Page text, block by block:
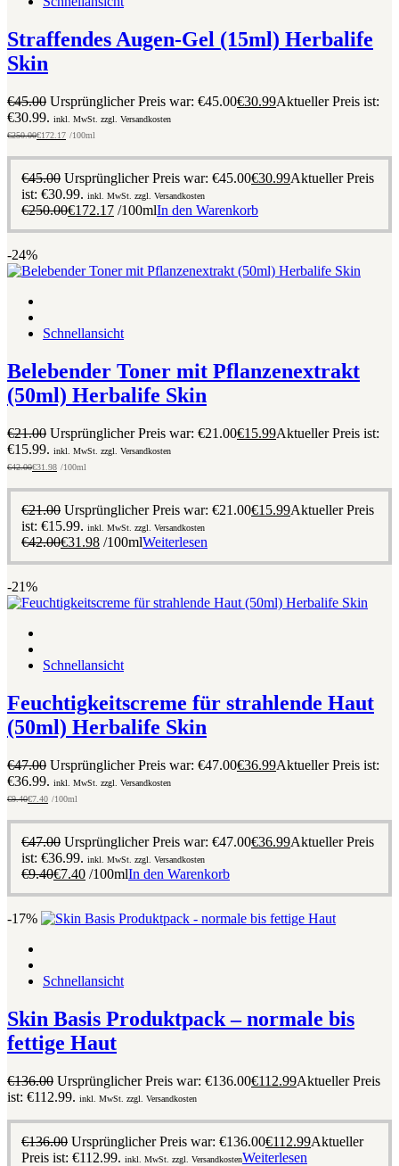
Straffendes Augen-Gel (15ml) Herbalife
Skin
€45.00 Ursprünglicher Preis war: €45.00€30.99Aktueller Preis ist:
€30.99. inkl. MwSt. zzgl. Versandkosten
€250.00€172.17 /100ml
€45.00 Ursprünglicher Preis war: €45.00€30.99Aktueller Preis
ist: €30.99. inkl. MwSt. zzgl. Versandkosten
€250.00€172.17 /100mlIn den Warenkorb
-24%
Schnellansicht
Belebender Toner mit Pflanzenextrakt
(50ml) Herbalife Skin
€21.00 Ursprünglicher Preis war: €21.00€15.99Aktueller Preis ist:
€15.99. inkl. MwSt. zzgl. Versandkosten
€42.00€31.98 /100ml
€21.00 Ursprünglicher Preis war: €21.00€15.99Aktueller Preis
ist: €15.99. inkl. MwSt. zzgl. Versandkosten
€42.00€31.98 /100mlWeiterlesen
-21%
Schnellansicht
Feuchtigkeitscreme für strahlende Haut
(50ml) Herbalife Skin
€47.00 Ursprünglicher Preis war: €47.00€36.99Aktueller Preis ist:
€36.99. inkl. MwSt. zzgl. Versandkosten
€9.40€7.40 /100ml
€47.00 Ursprünglicher Preis war: €47.00€36.99Aktueller Preis
ist: €36.99. inkl. MwSt. zzgl. Versandkosten
€9.40€7.40 /100mlIn den Warenkorb
-17%
Schnellansicht
Skin Basis Produktpack – normale bis
fettige Haut
€136.00 Ursprünglicher Preis war: €136.00€112.99Aktueller Preis
ist: €112.99. inkl. MwSt. zzgl. Versandkosten
€136.00 Ursprünglicher Preis war: €136.00€112.99Aktueller
Preis ist: €112.99. inkl. MwSt. zzgl. VersandkostenWeiterlesen